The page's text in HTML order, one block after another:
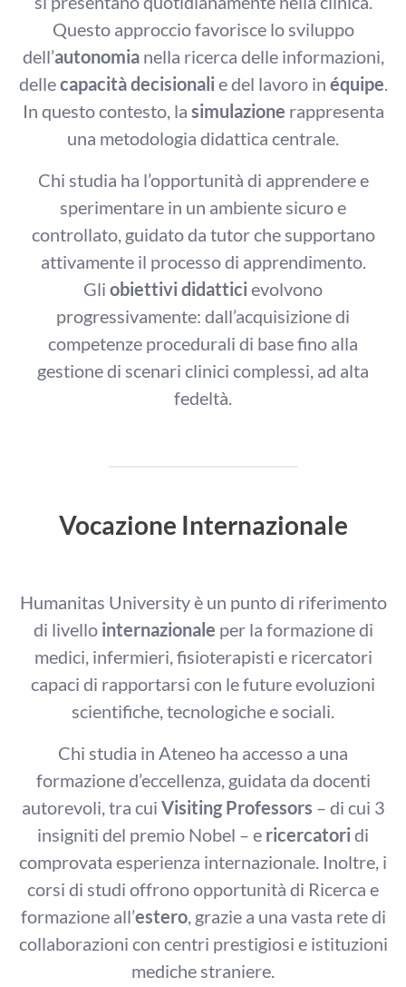
Questo approccio favorisce lo sviluppo
dell’autonomianella ricerca delle informazioni,
dellecapacità decisionalie del lavoro in équipe.
In questo contesto, la simulazione rappresenta
una metodologia didattica centrale.
Chi studia ha l’opportunità di apprendere e
sperimentare in un ambiente sicuro e
controllato, guidato da tutor che supportano
attivamente il processo di apprendimento.
Gli obiettivi didatticievolvono
progressivamente: dall’acquisizione di
competenze procedurali di base fino alla
gestione di scenari clinici complessi, ad alta
fedeltà.
Vocazione Internazionale
Humanitas University è un punto di riferimento
di livello internazionale per la formazione di
medici, infermieri, fisioterapisti e ricercatori
capaci di rapportarsi con le future evoluzioni
scientifiche, tecnologiche e sociali.
Chi studia in Ateneo ha accesso a una
formazione d’eccellenza, guidata da docenti
autorevoli, tra cui Visiting Professors – di cui 3
insigniti del premio Nobel – e ricercatoridi
comprovata esperienza internazionale. Inoltre, i
corsi di studi offrono opportunità di Ricerca e
formazione all’estero, grazie a una vasta rete di
collaborazioni con centri prestigiosi e istituzioni
mediche straniere.